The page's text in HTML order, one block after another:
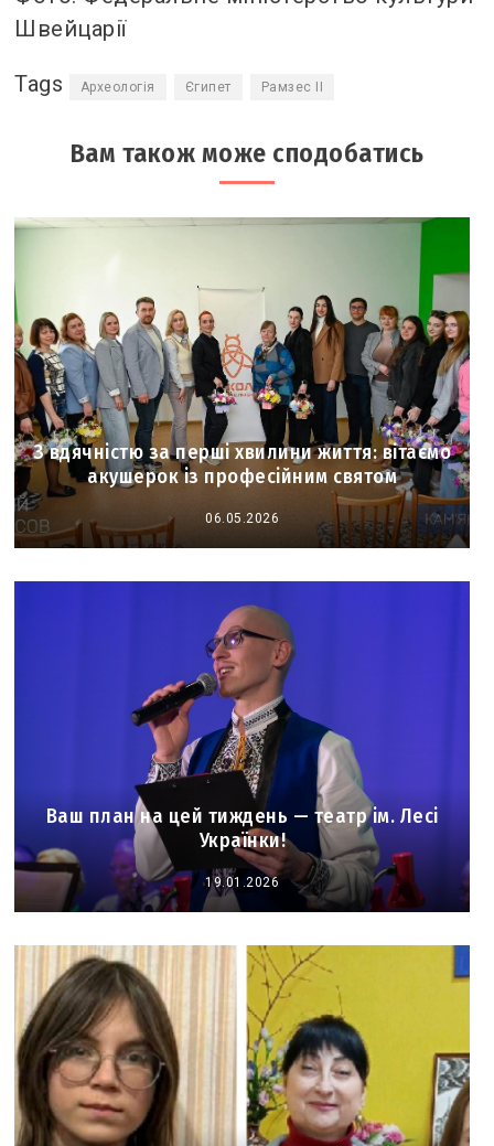
Швейцарії
Tags Археологія Єгипет Рамзес II
Вам також може сподобатись
З вдячністю за перші хвилини життя: вітаємо
акушерок із професійним святом
06.05.2026
Ваш план на цей тиждень — театр ім. Лесі
Українки!
19.01.2026